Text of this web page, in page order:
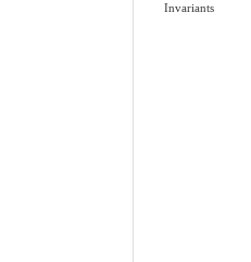
Invariants